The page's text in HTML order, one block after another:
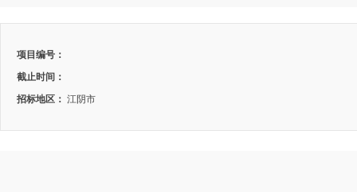
项目编号：
截止时间：
招标地区： 江阴市